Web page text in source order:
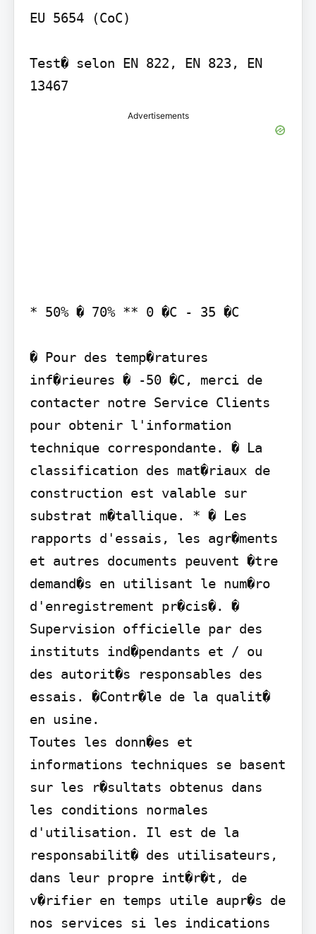
EU 5654 (CoC)
Test� selon EN 822, EN 823, EN
13467
Advertisements
* 50% � 70% ** 0 �C - 35 �C
� Pour des temp�ratures
inf�rieures � -50 �C, merci de
contacter notre Service Clients
pour obtenir l'information
technique correspondante. � La
classification des mat�riaux de
construction est valable sur
substrat m�tallique. * � Les
rapports d'essais, les agr�ments
et autres documents peuvent �tre
demand�s en utilisant le num�ro
d'enregistrement pr�cis�. �
Supervision officielle par des
instituts ind�pendants et / ou
des autorit�s responsables des
essais. �Contr�le de la qualit�
en usine.
Toutes les donn�es et
informations techniques se basent
sur les r�sultats obtenus dans
les conditions normales
d'utilisation. Il est de la
responsabilit� des utilisateurs,
dans leur propre int�r�t, de
v�rifier en temps utile aupr�s de
nos services si les indications